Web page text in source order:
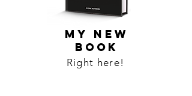
MY NEW
BOOK
Right here!